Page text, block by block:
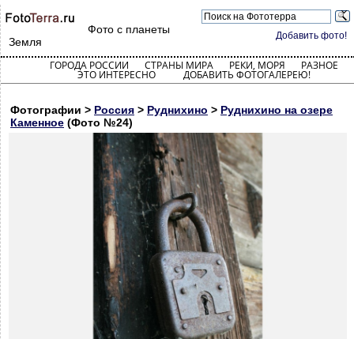
Добавить фото!
Фото с планеты
Земля
ГОРОДА РОССИИ СТРАНЫ МИРА РЕКИ, МОРЯ РАЗНОЕ
ЭТО ИНТЕРЕСНО ДОБАВИТЬ ФОТОГАЛЕРЕЮ!
Фотографии > Россия > Руднихино > Руднихино на озере
Каменное (Фото №24)